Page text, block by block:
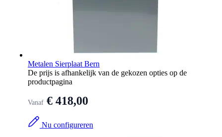
Metalen Sierplaat Bern
De prijs is afhankelijk van de gekozen opties op de
productpagina
Vanaf € 418,00
Nu configureren